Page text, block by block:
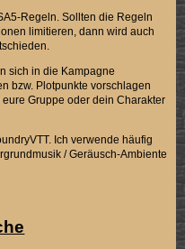
Regeln. Sollten die Regeln
limitieren, dann wird auch
sich in die Kampagne
bzw. Plotpunkte vorschlagen
Gruppe oder dein Charakter
Ich verwende häufig
/ Geräusch-Ambiente